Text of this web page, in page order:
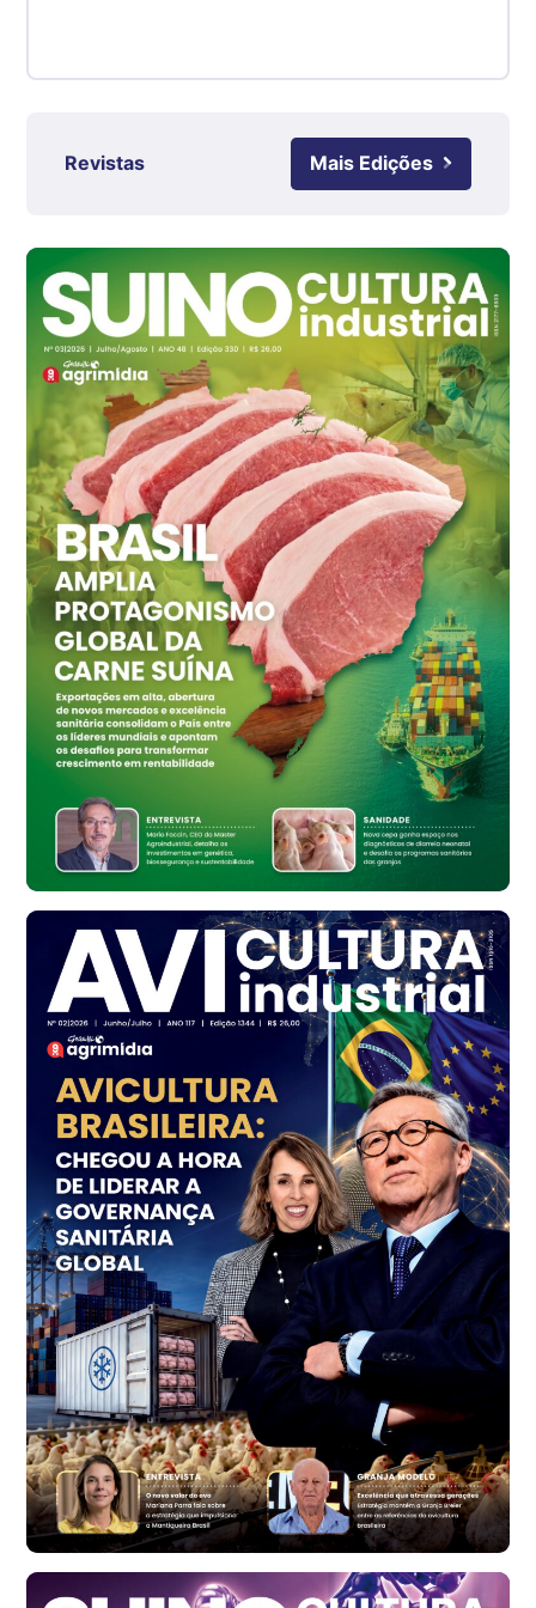
RS
Ovo Branco - Regional
cx
Ovo Branco - Regional
Branco
R$ 145,34
cx
Ovo Vermelho - Regional
Grande São Paulo (SP)
R$ 155,59
cx
Ovo Vermelho - Regional
Vermelho
R$ 159,31
cx
Ovo Branco - Regional
Bastos (SP)
R$ 134,42
cx
Ovo Vermelho - Regional
Bastos (SP)
R$ 148,56
cx
Frango - Indicador
R$ 7,16
kg
Frango - Indicador
R$ 7,18
Trigo Atacado - Regional
PR
R$ 1.414,46
t
Trigo Atacado - Regional
RS
R$ 1.314,61
t
Ovo Vermelho - Regional
Vermelho
R$ 171,61
cx
Ovo Branco - Regional
R$ 140,74
Revistas Mais Edições